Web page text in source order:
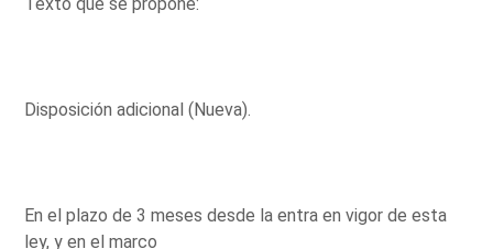
Disposición adicional (Nueva).
En el plazo de 3 meses desde la entra en vigor de esta
ley, y en el marco